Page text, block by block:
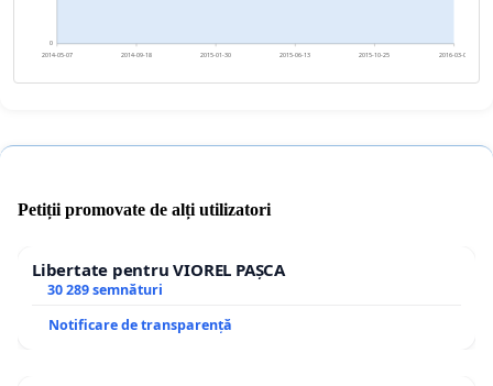
0
2014-05-07 2014-09-18 2015-01-30 2015-06-13 2015-10-25 2016-03-07
Petiții promovate de alți utilizatori
Libertate pentru VIOREL PAȘCA
30 289 semnături
Notificare de transparență